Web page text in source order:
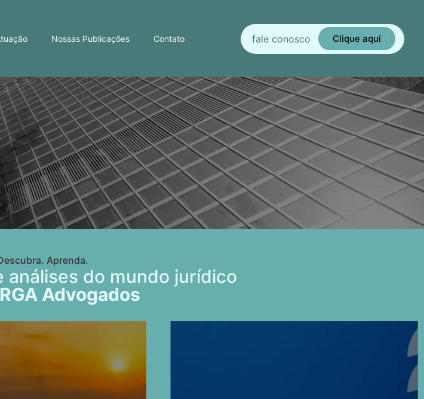
Nossas Publicações Contato fale conosco Clique aqui
Aprenda.
análises do mundo jurídico
Advogados